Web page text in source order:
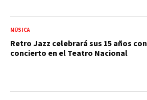
MÚSICA
Retro Jazz celebrará sus 15 años con
concierto en el Teatro Nacional